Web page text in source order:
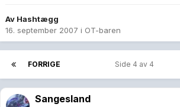
Av Hashtægg
16. september 2007 i OT-baren
FORRIGE Side 4 av 4
Sangesland